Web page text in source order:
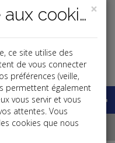
×
Politique relative aux cookies
ce site utilise des
de vous connecter
préférences (veille,
permettent également
vous servir et vous
attentes. Vous
cookies que nous